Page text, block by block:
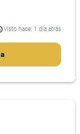
Visto hace: 1 día atrás